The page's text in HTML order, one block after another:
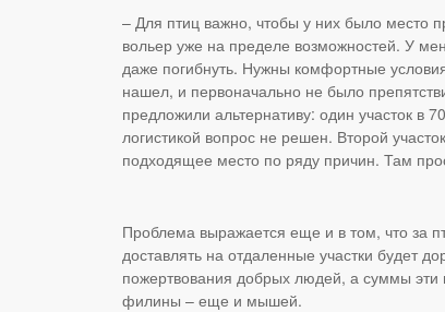
– Для птиц важно, чтобы у них было место
вольер уже на пределе возможностей. У
даже погибнуть. Нужны комфортные
нашел, и первоначально не было
предложили альтернативу: один участок в
логистикой вопрос не решен. Второй
подходящее место по ряду причин. Там
Проблема выражается еще и в том, что за
доставлять на отдаленные участки будет
пожертвования добрых людей, а суммы
филины – еще и мышей.